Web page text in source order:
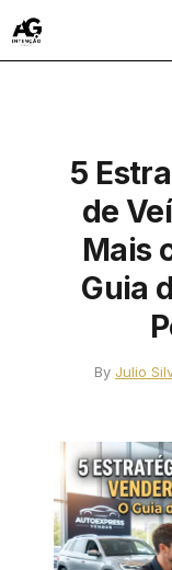
5
de
Mais
Guia
By Julio